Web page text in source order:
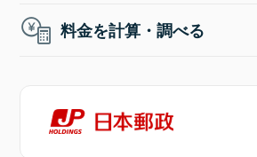
料金を計算・調べる